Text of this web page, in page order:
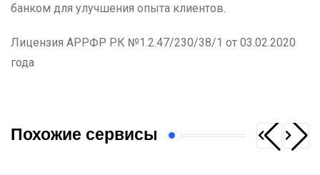
банком для улучшения опыта клиентов.
Лицензия АРРФР РК №1.2.47/230/38/1 от 03.02.2020
года
Похожие сервисы